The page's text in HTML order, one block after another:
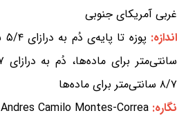
غربی آمریکای جنوبی
اندازه:
۸/۷ سانتی‌متر برای ماده‌ها
نگاره: Andres Camilo Montes-Correa